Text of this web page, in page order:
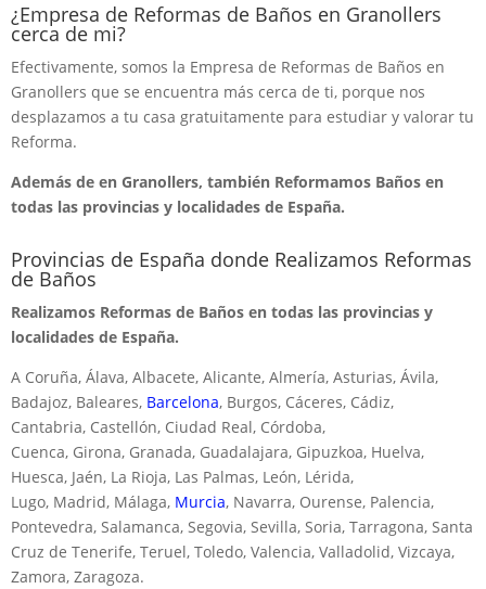
¿Empresa de Reformas de Baños en Granollers
cerca de mi?
Efectivamente, somos la Empresa de Reformas de Baños en
Granollers que se encuentra más cerca de ti, porque nos
desplazamos a tu casa gratuitamente para estudiar y valorar tu
Reforma.
Además de en Granollers, también Reformamos Baños en
todas las provincias y localidades de España.
Provincias de España donde Realizamos Reformas
de Baños
Realizamos Reformas de Baños en todas las provincias y
localidades de España.
A Coruña, Álava, Albacete, Alicante, Almería, Asturias, Ávila,
Badajoz, Baleares, Barcelona, Burgos, Cáceres, Cádiz,
Cantabria, Castellón, Ciudad Real, Córdoba,
Cuenca, Girona, Granada, Guadalajara, Gipuzkoa, Huelva,
Huesca, Jaén, La Rioja, Las Palmas, León, Lérida,
Lugo, Madrid, Málaga, Murcia, Navarra, Ourense, Palencia,
Pontevedra, Salamanca, Segovia, Sevilla, Soria, Tarragona, Santa
Cruz de Tenerife, Teruel, Toledo, Valencia, Valladolid, Vizcaya,
Zamora, Zaragoza.